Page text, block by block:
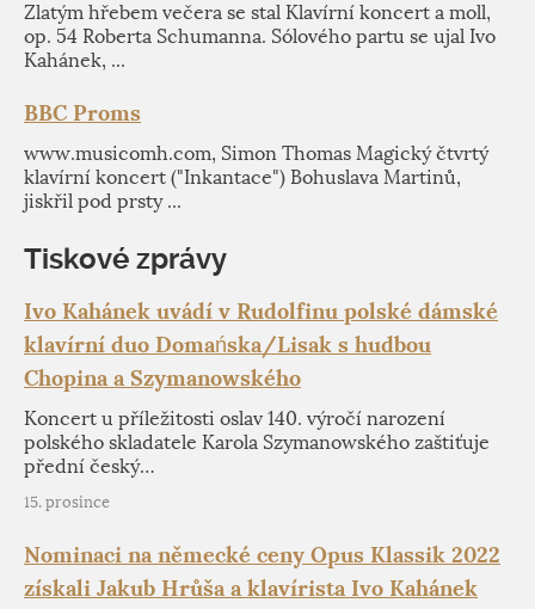
Zlatým hřebem večera se stal Klavírní koncert a moll,
op. 54 Roberta Schumanna. Sólového partu se ujal Ivo
Kahánek, ...
BBC Proms
www.musicomh.com, Simon Thomas Magický čtvrtý
klavírní koncert ("Inkantace") Bohuslava Martinů,
jiskřil pod prsty ...
Tiskové zprávy
Ivo Kahánek uvádí v Rudolfinu polské dámské
klavírní duo Domańska/Lisak s hudbou
Chopina a Szymanowského
Koncert u příležitosti oslav 140. výročí narození
polského skladatele Karola Szymanowského zaštiťuje
přední český…
15. prosince
Nominaci na německé ceny Opus Klassik 2022
získali Jakub Hrůša a klavírista Ivo Kahánek